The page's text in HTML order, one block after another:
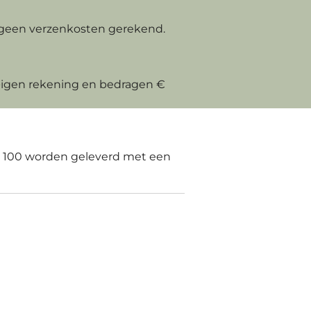
verzenkosten gerekend.
rekening en bedragen €
worden geleverd met een